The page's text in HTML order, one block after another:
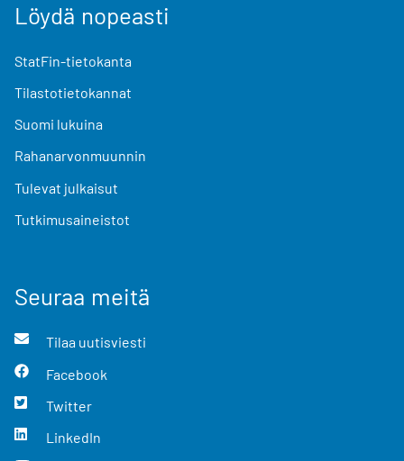
Löydä nopeasti
StatFin-tietokanta
Tilastotietokannat
Suomi lukuina
Rahanarvonmuunnin
Tulevat julkaisut
Tutkimusaineistot
Seuraa meitä
Tilaa uutisviesti
Facebook
Twitter
LinkedIn